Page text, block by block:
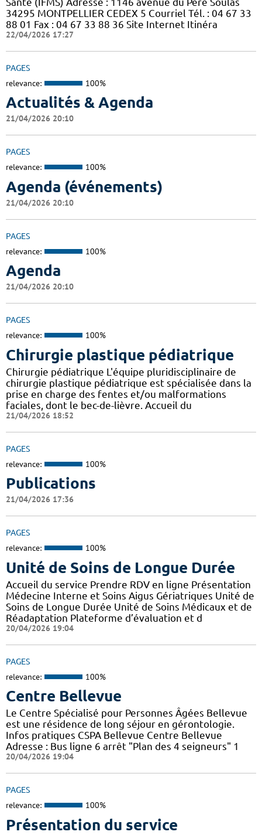
34295 MONTPELLIER CEDEX 5 Courriel Tél. : 04 67 33
88 01 Fax : 04 67 33 88 36 Site Internet Itinéra
22/04/2026 17:27
PAGES
relevance: 100%
Actualités & Agenda
21/04/2026 20:10
PAGES
relevance: 100%
Agenda (événements)
21/04/2026 20:10
PAGES
relevance: 100%
Agenda
21/04/2026 20:10
PAGES
relevance: 100%
Chirurgie plastique pédiatrique
Chirurgie pédiatrique L'équipe pluridisciplinaire de
chirurgie plastique pédiatrique est spécialisée dans la
prise en charge des fentes et/ou malformations
faciales, dont le bec-de-lièvre. Accueil du
21/04/2026 18:52
PAGES
relevance: 100%
Publications
21/04/2026 17:36
PAGES
relevance: 100%
Unité de Soins de Longue Durée
Accueil du service Prendre RDV en ligne Présentation
Médecine Interne et Soins Aigus Gériatriques Unité de
Soins de Longue Durée Unité de Soins Médicaux et de
Réadaptation Plateforme d’évaluation et d
20/04/2026 19:04
PAGES
relevance: 100%
Centre Bellevue
Le Centre Spécialisé pour Personnes Âgées Bellevue
est une résidence de long séjour en gérontologie.
Infos pratiques CSPA Bellevue Centre Bellevue
Adresse : Bus ligne 6 arrêt "Plan des 4 seigneurs" 1
20/04/2026 19:04
PAGES
relevance: 100%
Présentation du service